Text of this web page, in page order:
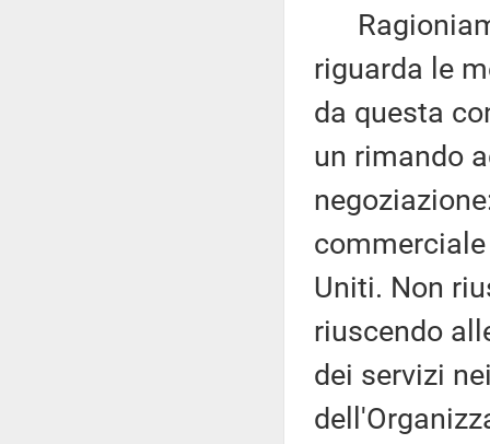
riguarda le
da questa
un rimando
Uniti. Non
riuscendo
dei servizi